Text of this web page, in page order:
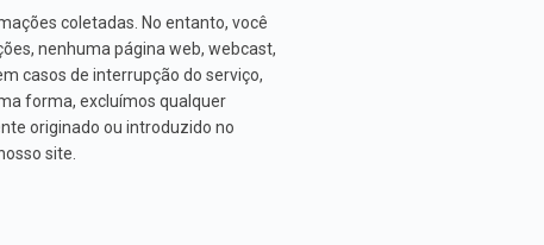
coletadas. No entanto, você
nenhuma página web, webcast,
casos de interrupção do serviço,
forma, excluímos qualquer
originado ou introduzido no
site.